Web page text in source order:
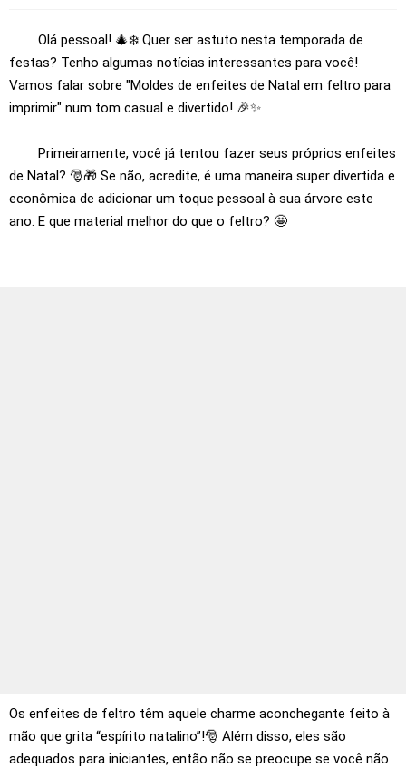
Olá pessoal! 🎄❄️ Quer ser astuto nesta temporada de
festas? Tenho algumas notícias interessantes para você!
Vamos falar sobre "Moldes de enfeites de Natal em feltro para
imprimir" num tom casual e divertido! 🎉✨
Primeiramente, você já tentou fazer seus próprios enfeites
de Natal? 🎅🎁 Se não, acredite, é uma maneira super divertida e
econômica de adicionar um toque pessoal à sua árvore este
ano. E que material melhor do que o feltro? 🤩
Os enfeites de feltro têm aquele charme aconchegante feito à
mão que grita “espírito natalino”!🎅 Além disso, eles são
adequados para iniciantes, então não se preocupe se você não